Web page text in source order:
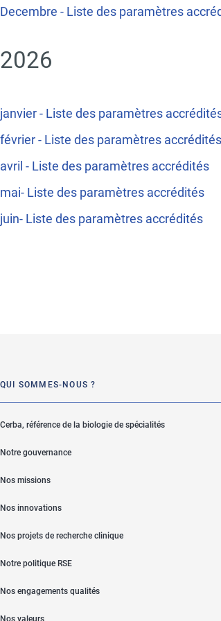
Decembre - Liste des paramètres
2026
janvier - Liste des paramètres
février - Liste des paramètres accrédités
avril - Liste des paramètres accrédités
mai- Liste des paramètres accrédités
juin- Liste des paramètres accrédités
QUI SOMMES-NOUS ?
Cerba, référence de la biologie de spécialités
Notre gouvernance
Nos missions
Nos innovations
Nos projets de recherche clinique
Notre politique RSE
Nos engagements qualités